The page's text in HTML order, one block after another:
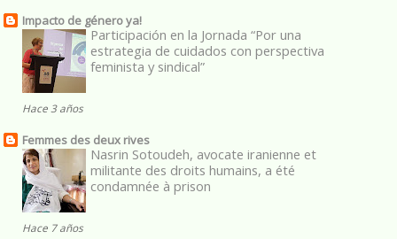
Impacto de género ya!
Participación en la Jornada “Por una
estrategia de cuidados con perspectiva
feminista y sindical”
Hace 3 años
Femmes des deux rives
Nasrin Sotoudeh, avocate iranienne et
militante des droits humains, a été
condamnée à prison
Hace 7 años